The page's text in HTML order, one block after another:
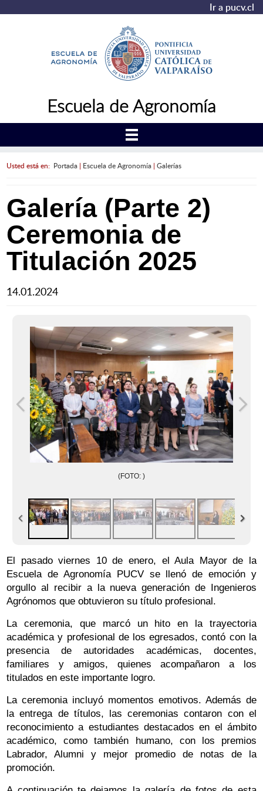
Ir a pucv.cl
Escuela de Agronomía
Usted está en: Portada | Escuela de Agronomía |Galerías
Galería (Parte 2)
Ceremonia de
Titulación 2025
14.01.2024
(FOTO: )
El pasado viernes 10 de enero, el Aula Mayor de la
Escuela de Agronomía PUCV se llenó de emoción y
orgullo al recibir a la nueva generación de Ingenieros
Agrónomos que obtuvieron su título profesional.
La ceremonia, que marcó un hito en la trayectoria
académica y profesional de los egresados, contó con la
presencia de autoridades académicas, docentes,
familiares y amigos, quienes acompañaron a los
titulados en este importante logro.
La ceremonia incluyó momentos emotivos. Además de
la entrega de títulos, las ceremonias contaron con el
reconocimiento a estudiantes destacados en el ámbito
académico, como también humano, con los premios
Labrador, Alumni y mejor promedio de notas de la
promoción.